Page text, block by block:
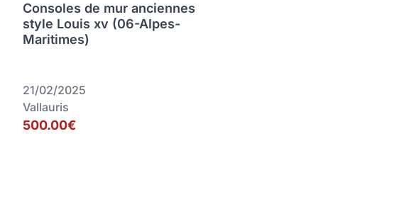
Consoles de mur anciennes
style Louis xv (06-Alpes-
Maritimes)
21/02/2025
Vallauris
500.00€